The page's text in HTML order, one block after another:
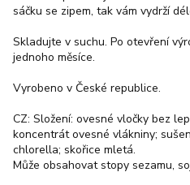
sáčku se zipem, tak vám vydrží
Skladujte v suchu. Po otevření
jednoho měsíce.
Vyrobeno v České republice.
CZ: Složení: ovesné vločky bez
koncentrát ovesné vlákniny;
chlorella; skořice mletá.
Může obsahovat stopy sezamu,